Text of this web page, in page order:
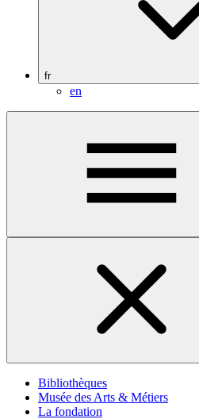
fr
en
Bibliothèques
Musée des Arts & Métiers
La fondation